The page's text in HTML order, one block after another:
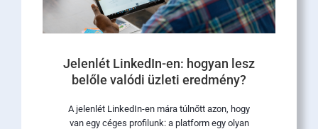
Jelenlét LinkedIn-en: hogyan lesz
belőle valódi üzleti eredmény?
A jelenlét LinkedIn-en mára túlnőtt azon, hogy
van egy céges profilunk: a platform egy olyan